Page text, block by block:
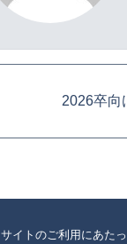
2026卒向
サイトのご利用にあた